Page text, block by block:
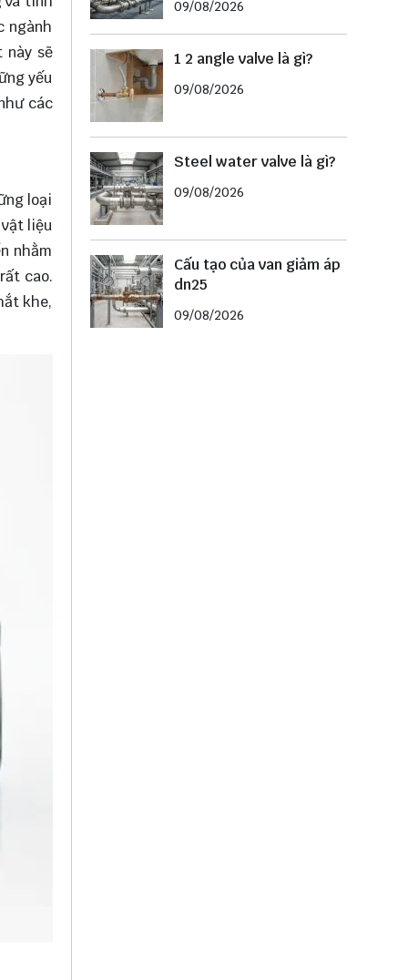
ngành
này sẽ
yếu
các
loại
liệu
nhằm
cao.
khe,
09/08/2026
1 2 angle valve là gì?
09/08/2026
Steel water valve là gì?
09/08/2026
Cấu tạo của van giảm áp
dn25
09/08/2026